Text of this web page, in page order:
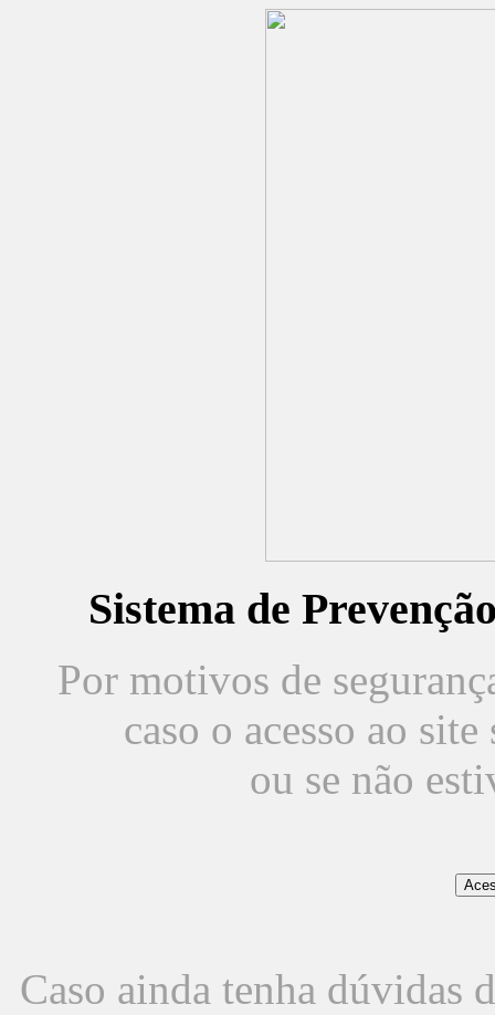
Sistema de
Por motivos de
caso o acesso ao
ou se não
Caso ainda tenha dúvidas